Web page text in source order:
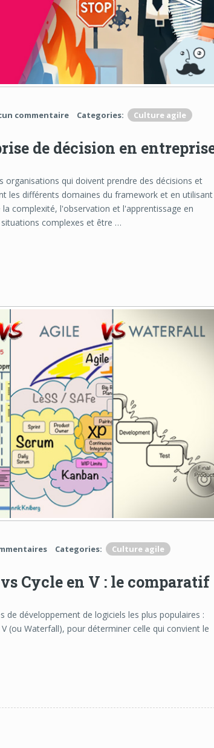
commentaire Categories: Culture agile
de décision en
qui doivent prendre des décisions et
les différents domaines du framework et en utilisant
complexité, l'observation et l'apprentissage en
complexes et être …
Categories: Culture agile
Cycle en V : le comparatif
développement de logiciels les plus populaires :
(ou Waterfall), pour déterminer celle qui convient le